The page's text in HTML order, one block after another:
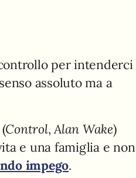
per intenderci
assoluto ma a
Control,Alan Wake)
e una famiglia e non
impego.